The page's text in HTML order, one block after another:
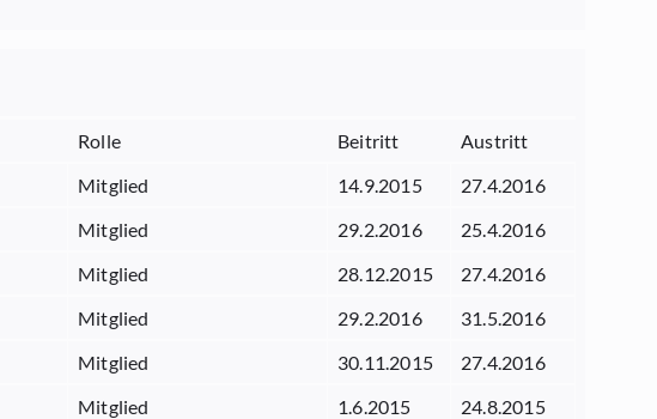
Rolle Beitritt
Austritt
Mitglied 14.9.2015
27.4.2016
Mitglied 29.2.2016
25.4.2016
Mitglied 28.12.2015
27.4.2016
Mitglied 29.2.2016
31.5.2016
Mitglied 30.11.2015
27.4.2016
Mitglied 1.6.2015
24.8.2015